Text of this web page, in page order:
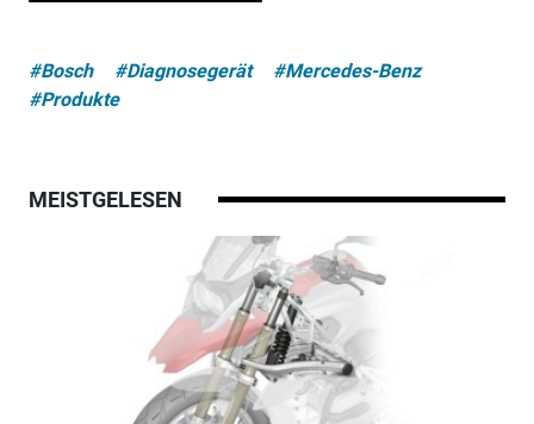
#Bosch #Diagnosegerät
#Mercedes-Benz
#Produkte
MEISTGELESEN